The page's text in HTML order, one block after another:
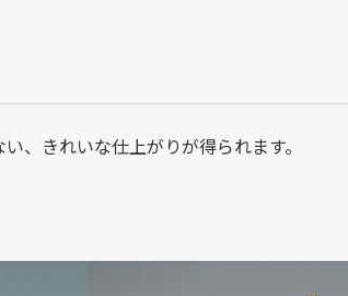
、きれいな仕上がりが得られます。